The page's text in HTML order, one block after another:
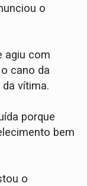
o
agiu com
cano da
vítima.
porque
bem
o